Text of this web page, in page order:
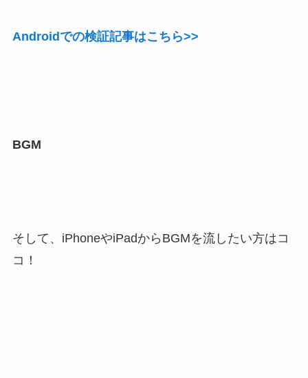
Androidでの検証記事はこちら>>
BGM
そして、iPhoneやiPadからBGMを流したい方はコ
コ！